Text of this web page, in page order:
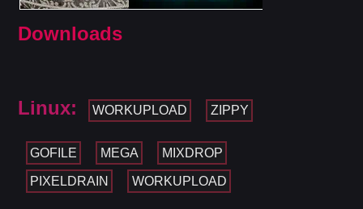
Downloads
Linux: WORKUPLOAD ZIPPY
GOFILE MEGA MIXDROP
PIXELDRAIN WORKUPLOAD